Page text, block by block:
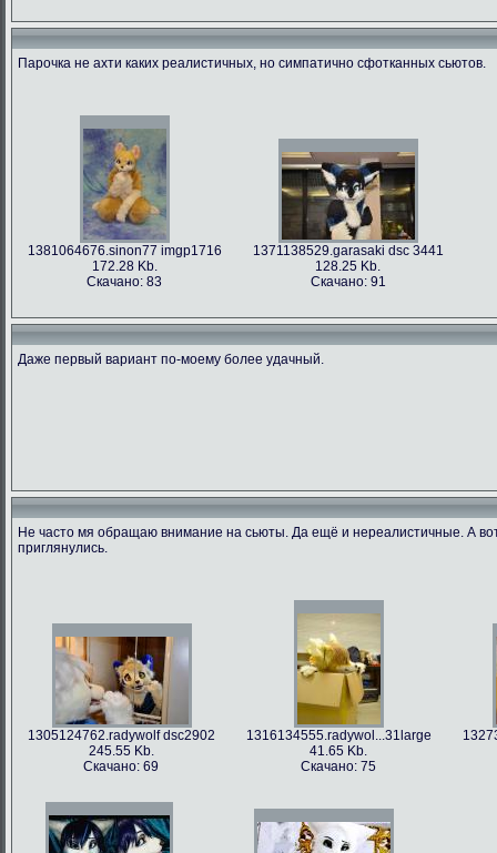
Парочка не ахти каких реалистичных, но симпатично сфотканных сьютов.
1381064676.sinon77 imgp1716
172.28 Kb.
Скачано: 83
1371138529.garasaki dsc 3441
128.25 Kb.
Скачано: 91
Даже первый вариант по-моему более удачный.
Не часто мя обращаю внимание на сьюты. Да ещё и нереалистичные. А
приглянулись.
1305124762.radywolf dsc2902
245.55 Kb.
Скачано: 69
1316134555.radywol...31large
41.65 Kb.
Скачано: 75